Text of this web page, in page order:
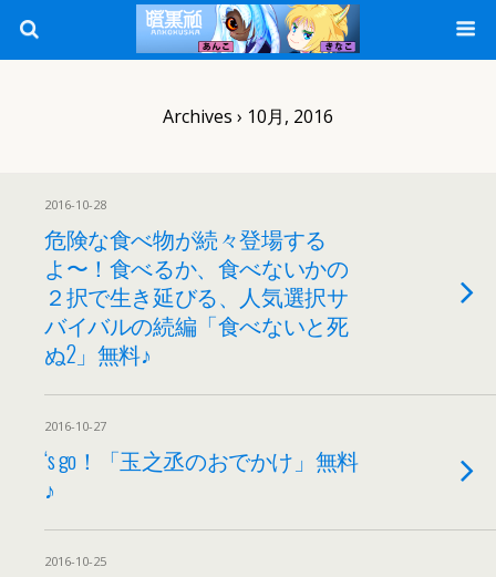
Archives › 10月, 2016
2016-10-28
危険な食べ物が続々登場する
よ〜！食べるか、食べないかの
２択で生き延びる、人気選択サ
バイバルの続編「食べないと死
ぬ2」無料♪
2016-10-27
‘s go！「玉之丞のおでかけ」無料
♪
2016-10-25